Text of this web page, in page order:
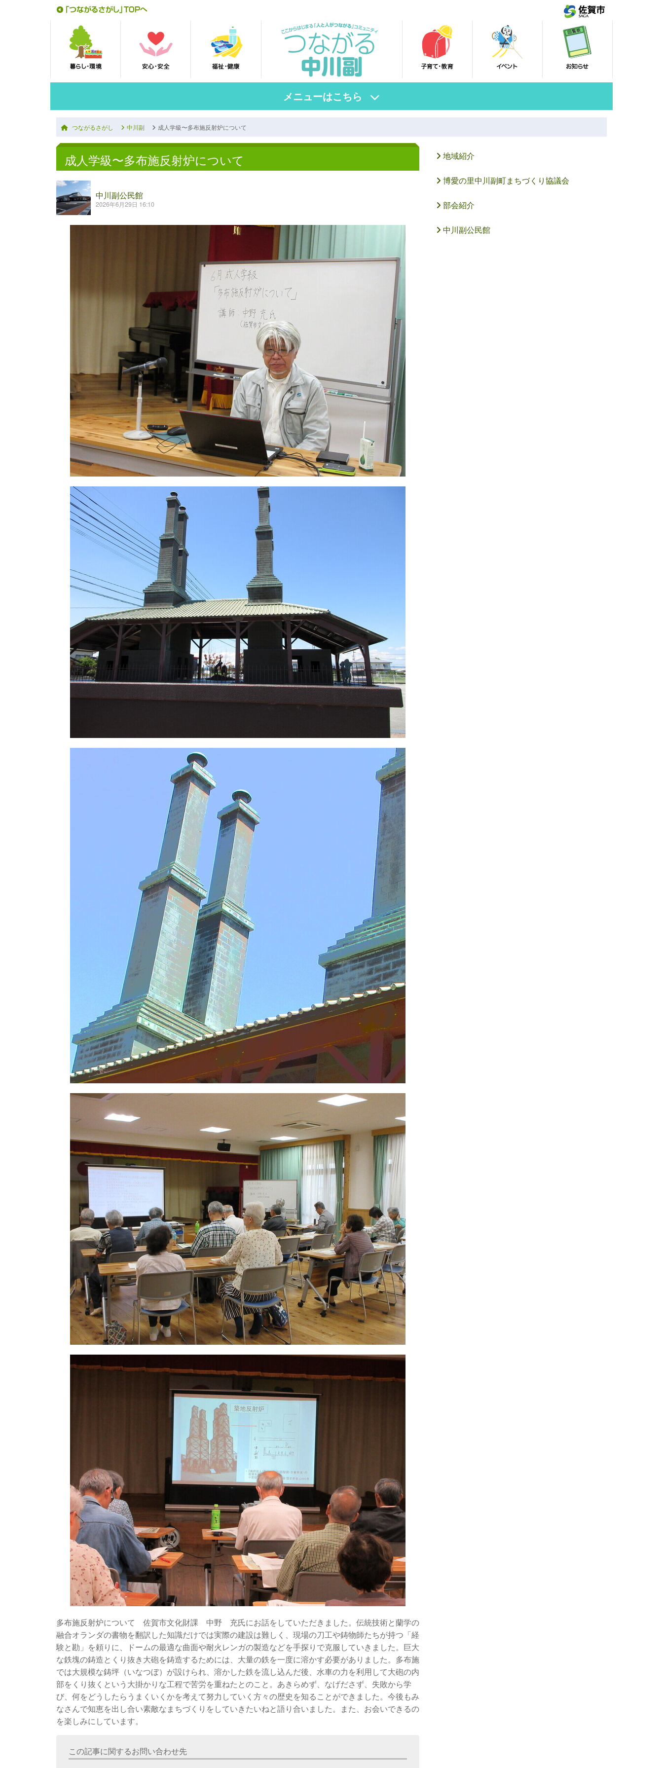
メニューはこちら
つながるさがし 中川副 成人学級〜多布施反射炉について
成人学級〜多布施反射炉について
中川副公民館
2026年6月29日 16:10
多布施反射炉について 佐賀市文化財課 中野 充氏にお話をしていただきました。伝統技術と蘭学の
融合オランダの書物を翻訳した知識だけでは実際の建設は難しく、現場の刀工や鋳物師たちが持つ「経
験と勘」を頼りに、ドームの最適な曲面や耐火レンガの製造などを手探りで克服していきました。巨大
な鉄塊の鋳造とくり抜き大砲を鋳造するためには、大量の鉄を一度に溶かす必要がありました。多布施
では大規模な鋳坪（いなつぼ）が設けられ、溶かした鉄を流し込んだ後、水車の力を利用して大砲の内
部をくり抜くという大掛かりな工程で苦労を重ねたとのこと。あきらめず、なげださず、失敗から学
び、何をどうしたらうまくいくかを考えて努力していく方々の歴史を知ることができました。今後もみ
なさんで知恵を出し合い素敵なまちづくりをしていきたいねと語り合いました。また、お会いできるの
を楽しみにしています。
この記事に関するお問い合わせ先
地域紹介
博愛の里中川副町まちづくり協議会
部会紹介
中川副公民館